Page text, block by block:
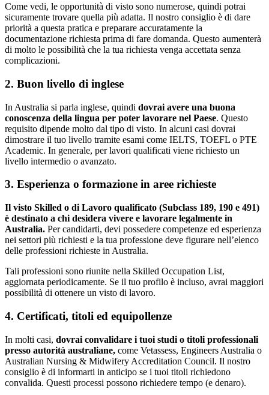
Come vedi, le opportunità di visto sono numerose, quindi potrai
sicuramente trovare quella più adatta. Il nostro consiglio è di dare
priorità a questa pratica e preparare accuratamente la
documentazione richiesta prima di fare domanda. Questo aumenterà
di molto le possibilità che la tua richiesta venga accettata senza
complicazioni.
2. Buon livello di inglese
In Australia si parla inglese, quindi dovrai avere una buona
conoscenza della lingua per poter lavorare nel Paese. Questo
requisito dipende molto dal tipo di visto. In alcuni casi dovrai
dimostrare il tuo livello tramite esami come IELTS, TOEFL o PTE
Academic. In generale, per lavori qualificati viene richiesto un
livello intermedio o avanzato.
3. Esperienza o formazione in aree richieste
Il visto Skilled o di Lavoro qualificato (Subclass 189, 190 e 491)
è destinato a chi desidera vivere e lavorare legalmente in
Australia. Per candidarti, devi possedere competenze ed esperienza
nei settori più richiesti e la tua professione deve figurare nell’elenco
delle professioni richieste in Australia.
Tali professioni sono riunite nella Skilled Occupation List,
aggiornata periodicamente. Se il tuo profilo è incluso, avrai maggiori
possibilità di ottenere un visto di lavoro.
4. Certificati, titoli ed equipollenze
In molti casi, dovrai convalidare i tuoi studi o titoli professionali
presso autorità australiane, come Vetassess, Engineers Australia o
Australian Nursing & Midwifery Accreditation Council. Il nostro
consiglio è di informarti in anticipo se i tuoi titoli richiedono
convalida. Questi processi possono richiedere tempo (e denaro).